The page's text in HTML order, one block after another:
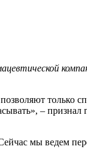
– признал
мы ведем